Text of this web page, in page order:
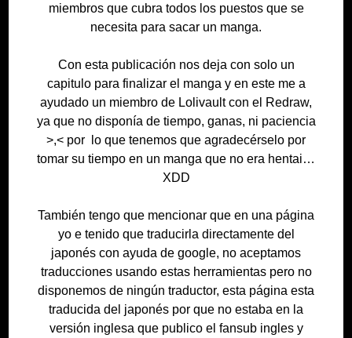
miembros que cubra todos los puestos que se
necesita para sacar un manga.
Con esta publicación nos deja con solo un
capitulo para finalizar el manga y en este me a
ayudado un miembro de Lolivault con el Redraw,
ya que no disponía de tiempo, ganas, ni paciencia
>,< por lo que tenemos que agradecérselo por
tomar su tiempo en un manga que no era hentai…
XDD
También tengo que mencionar que en una página
yo e tenido que traducirla directamente del
japonés con ayuda de google, no aceptamos
traducciones usando estas herramientas pero no
disponemos de ningún traductor, esta página esta
traducida del japonés por que no estaba en la
versión inglesa que publico el fansub ingles y